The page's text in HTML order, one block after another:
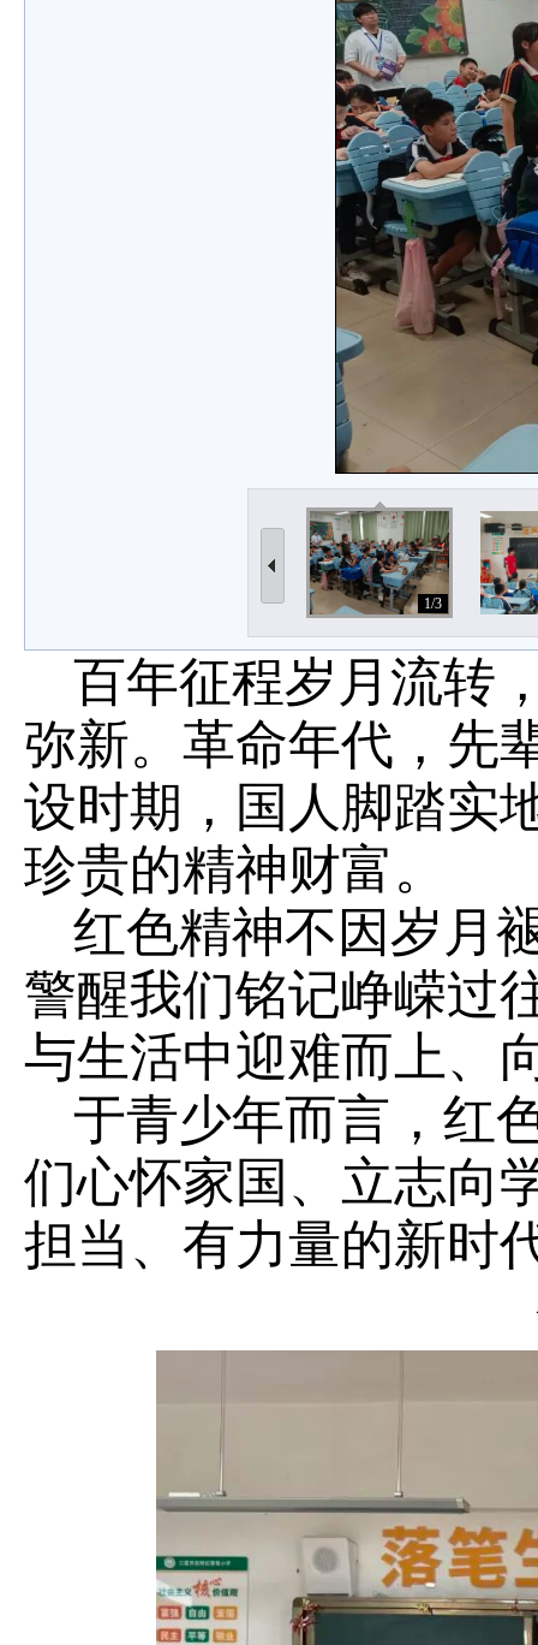
1/3
百年征程岁月流转
弥新。革命年代，先
设时期，国人脚踏实
珍贵的精神财富。
红色精神不因岁月
警醒我们铭记峥嵘过
与生活中迎难而上、
于青少年而言，红
们心怀家国、立志向
担当、有力量的新时